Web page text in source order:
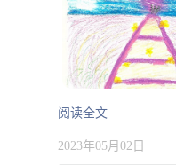
阅读全文
2023年05月02日